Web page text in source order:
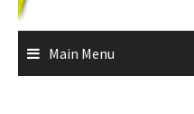
Main Menu